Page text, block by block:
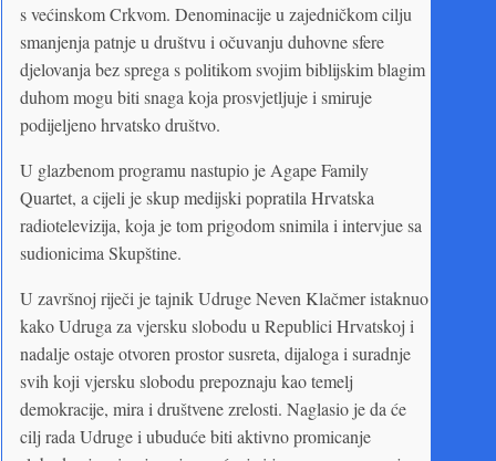
s većinskom Crkvom. Denominacije u zajedničkom cilju
smanjenja patnje u društvu i očuvanju duhovne sfere
djelovanja bez sprega s politikom svojim biblijskim blagim
duhom mogu biti snaga koja prosvjetljuje i smiruje
podijeljeno hrvatsko društvo.
U glazbenom programu nastupio je Agape Family
Quartet, a cijeli je skup medijski popratila Hrvatska
radiotelevizija, koja je tom prigodom snimila i intervjue sa
sudionicima Skupštine.
U završnoj riječi je tajnik Udruge Neven Klačmer istaknuo
kako Udruga za vjersku slobodu u Republici Hrvatskoj i
nadalje ostaje otvoren prostor susreta, dijaloga i suradnje
svih koji vjersku slobodu prepoznaju kao temelj
demokracije, mira i društvene zrelosti. Naglasio je da će
cilj rada Udruge i ubuduće biti aktivno promicanje